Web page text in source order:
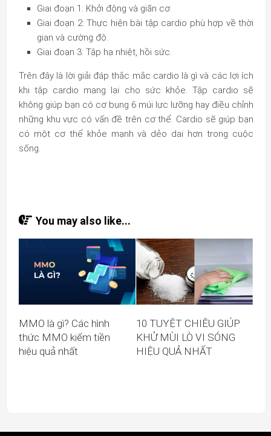
Giai đoạn 1: Khởi động và giãn cơ.
Giai đoạn 2: Thực hiện bài tập cardio phù hợp về thời
gian và cường độ.
Giai đoạn 3: Tập hạ nhiệt, hồi sức.
Trên đây là lời giải đáp thắc mắc cardio là gì và các lợi ích
khi tập cardio mang lại cho sức khỏe. Tập cardio sẽ
không giúp bạn có cơ bụng 6 múi lực lưỡng hay điều chỉnh
những khu vực có vấn đề trên cơ thể. Cardio sẽ giúp bạn
có một cơ thể khỏe mạnh và dẻo dai hơn trong cuộc
sống.
You may also like...
MMO là gì? Các hình
thức MMO kiếm tiền
hiệu quả nhất
10 TUYỆT CHIÊU GIÚP
KHỬ MÙI LÒ VI SÓNG
HIỆU QUẢ NHẤT